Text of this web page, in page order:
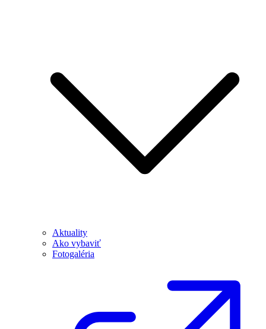
Aktuality
Ako vybaviť
Fotogaléria